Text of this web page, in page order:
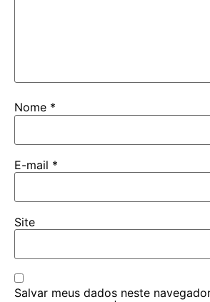
Nome *
E-mail *
Site
Salvar meus dados neste